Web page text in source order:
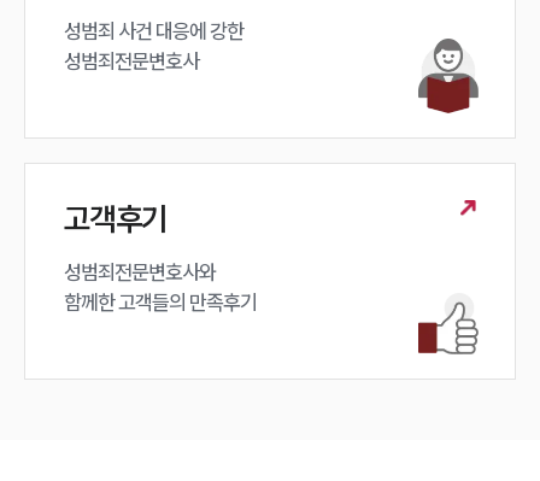
성범죄 사건 대응에 강한
성범죄전문변호사
고객후기
성범죄전문변호사와
함께한 고객들의 만족후기